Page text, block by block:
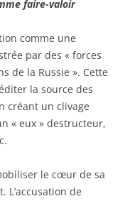
faire-valoir
comme une
par des « forces
de la Russie ». Cette
la source des
créant un clivage
« eux » destructeur,
le cœur de sa
de